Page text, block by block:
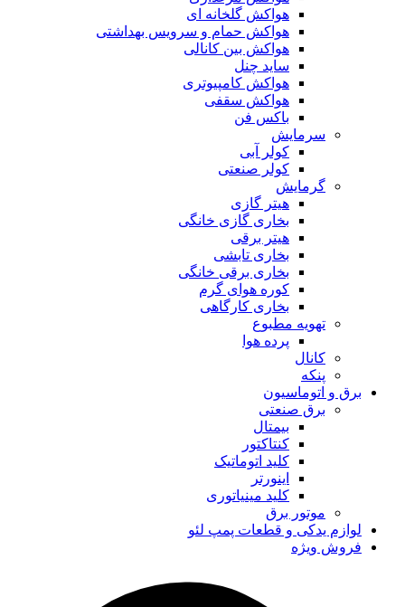
هواکش گلخانه ای
هواکش حمام و سرویس بهداشتی
هواکش بین کانالی
ساید چنل
هواکش کامپیوتری
هواکش سقفی
باکس فن
سرمایش
کولر آبی
کولر صنعتی
گرمایش
هیتر گازی
بخاری گازی خانگی
هیتر برقی
بخاری تابشی
بخاری برقی خانگی
کوره هوای گرم
بخاری کارگاهی
تهویه مطبوع
پرده هوا
کانال
پنکه
برق و اتوماسیون
برق صنعتی
بیمتال
کنتاکتور
کلید اتوماتیک
اینورتر
کلید مینیاتوری
موتور برق
لوازم یدکی و قطعات پمپ لئو
فروش ویژه